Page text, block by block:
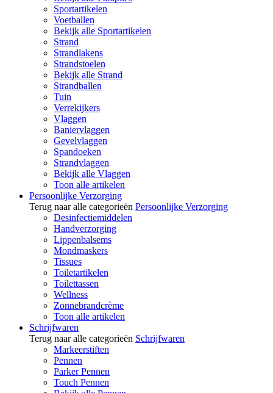
Sportartikelen
Voetballen
Bekijk alle Sportartikelen
Strand
Strandlakens
Strandstoelen
Bekijk alle Strand
Strandballen
Tuin
Verrekijkers
Vlaggen
Baniervlaggen
Gevelvlaggen
Spandoeken
Strandvlaggen
Bekijk alle Vlaggen
Toon alle artikelen
Persoonlijke Verzorging
Terug naar alle categorieën Persoonlijke Verzorging
Desinfectiemiddelen
Handverzorging
Lippenbalsems
Mondmaskers
Tissues
Toiletartikelen
Toilettassen
Wellness
Zonnebrandcrème
Toon alle artikelen
Schrijfwaren
Terug naar alle categorieën Schrijfwaren
Markeerstiften
Pennen
Parker Pennen
Touch Pennen